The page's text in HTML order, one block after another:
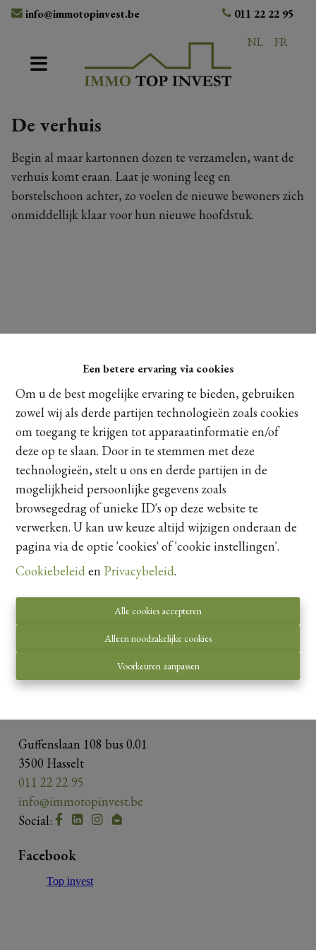
Een betere ervaring via cookies
Om u de best mogelijke ervaring te bieden, gebruiken
zowel wij als derde partijen technologieën zoals cookies
om toegang te krijgen tot apparaatinformatie en/of
deze op te slaan. Door in te stemmen met deze
technologieën, stelt u ons en derde partijen in de
mogelijkheid persoonlijke gegevens zoals
browsegedrag of unieke ID's op deze website te
verwerken. U kan uw keuze altijd wijzigen onderaan de
pagina via de optie 'cookies' of 'cookie instellingen'.
Cookiebeleid en Privacybeleid.
Alle cookies accepteren
Alleen noodzakelijke cookies
Voorkeuren aanpassen
info@immotopinvest.be
011 22 22 95
NL
FR
De verhuis
Begin al maar kartonnen dozen te verzamelen, want de
verhuis komt eraan. Laat je woning leeg en
borstelschoon achter, zo voelen de nieuwe bewoners zich
onmiddellijk klaar voor hun nieuwe hoofdstuk.
Toezichthoudende autoriteit:
Beroepsinstituut van Vastgoedmakelaars,
Luxemburgstraat 16 B te 1000 Brussel.
Onderworpen aan dedeontologische code van het
Privacy statement-Disclaimer
Guffenslaan 108 bus 0.01
3500 Hasselt
011 22 22 95
info@immotopinvest.be
Social:
Facebook